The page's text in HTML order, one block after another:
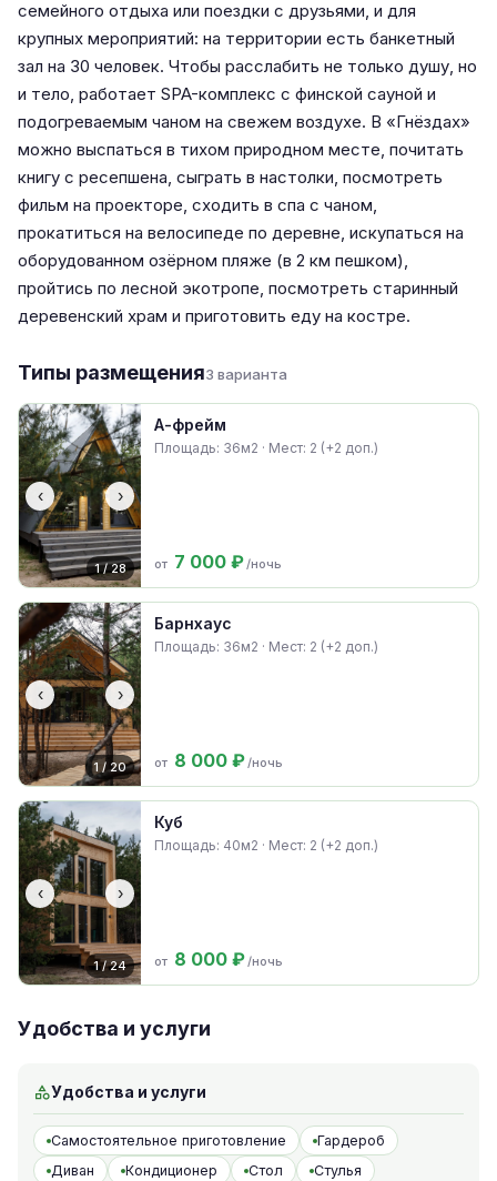
семейного отдыха или поездки с друзьями, и для
крупных мероприятий: на территории есть банкетный
зал на 30 человек. Чтобы расслабить не только душу, но
и тело, работает SPA-комплекс с финской сауной и
подогреваемым чаном на свежем воздухе. В «Гнёздах»
можно выспаться в тихом природном месте, почитать
книгу с ресепшена, сыграть в настолки, посмотреть
фильм на проекторе, сходить в спа с чаном,
прокатиться на велосипеде по деревне, искупаться на
оборудованном озёрном пляже (в 2 км пешком),
пройтись по лесной экотропе, посмотреть старинный
деревенский храм и приготовить еду на костре.
Типы размещения3 варианта
‹ ›
1 / 28
А-фрейм
Площадь: 36м2 · Мест: 2 (+2 доп.)
от 7 000 ₽/ночь
‹ ›
1 / 20
Барнхаус
Площадь: 36м2 · Мест: 2 (+2 доп.)
от 8 000 ₽/ночь
‹ ›
1 / 24
Куб
Площадь: 40м2 · Мест: 2 (+2 доп.)
от 8 000 ₽/ночь
Удобства и услуги
Удобства и услуги
Самостоятельное приготовление
Гардероб
Диван
Кондиционер Стол
Стулья